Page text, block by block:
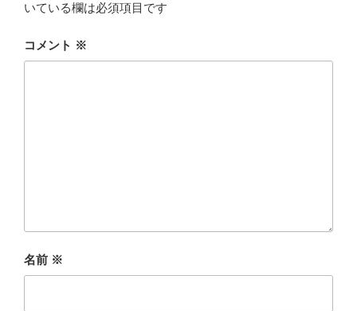
いている欄は必須項目です
コメント ※
名前 ※